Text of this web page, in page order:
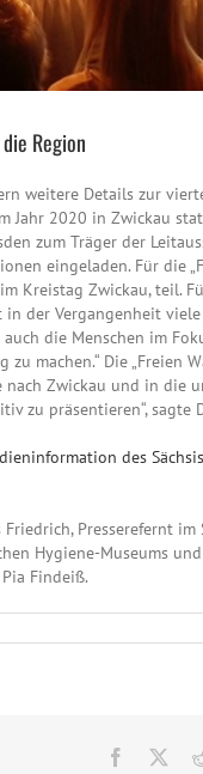
Region
weitere Details zur
2020 in Zwickau
zum Träger der
eingeladen. Für die
Kreistag Zwickau, teil.
in der Vergangenheit
die Menschen im
machen.“ Die „Freien
nach Zwickau und in die
zu präsentieren“, sagte
des
Presserefernt im
Hygiene-Museums
Findeiß.
Facebook